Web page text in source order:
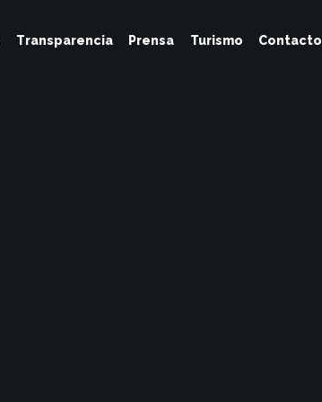
Transparencia Prensa Turismo Contacto